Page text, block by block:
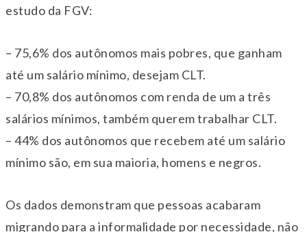
estudo da FGV:
– 75,6% dos autônomos mais pobres, que ganham
até um salário mínimo, desejam CLT.
– 70,8% dos autônomos com renda de um a três
salários mínimos, também querem trabalhar CLT.
– 44% dos autônomos que recebem até um salário
mínimo são, em sua maioria, homens e negros.
Os dados demonstram que pessoas acabaram
migrando para a informalidade por necessidade, não